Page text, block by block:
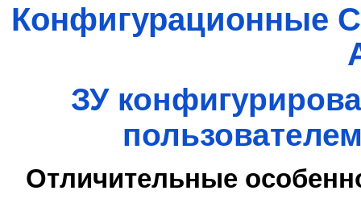
Конфигурационные
ЗУ
Отличительные